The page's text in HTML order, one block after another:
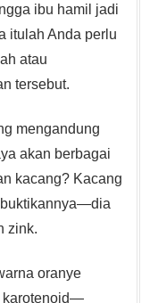
ibu hamil jadi
itulah Anda perlu
atau
tersebut.
mengandung
akan berbagai
kacang? Kacang
zink.
oranye
karotenoid—